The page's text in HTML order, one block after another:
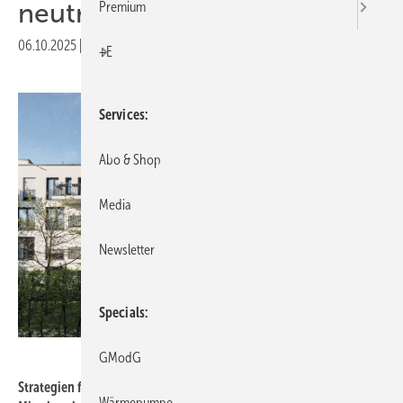
neu­tra­li­tät
06.10.2025 Druckvorschau
Strategien für eine klimaneutrale Wohnungswirtschaft stehen im
Premium
+E
Services
Abo & Shop
Media
Newsletter
Specials
GModG